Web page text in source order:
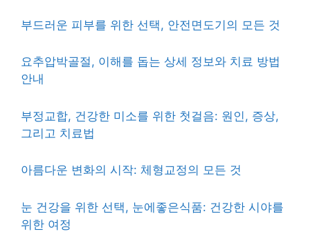
부드러운 피부를 위한 선택, 안전면도기의 모든 것
요추압박골절, 이해를 돕는 상세 정보와 치료 방법
안내
부정교합, 건강한 미소를 위한 첫걸음: 원인, 증상,
그리고 치료법
아름다운 변화의 시작: 체형교정의 모든 것
눈 건강을 위한 선택, 눈에좋은식품: 건강한 시야를
위한 여정